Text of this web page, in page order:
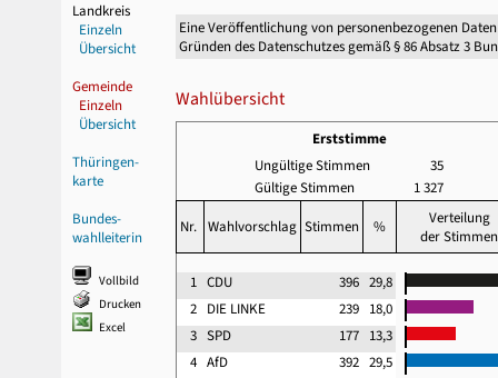
Landkreis
Einzeln
Übersicht
Gemeinde
Einzeln
Übersicht
Thüringen-
karte
Bundes-
wahlleiterin
Vollbild
Drucken
Excel
Eine Veröffentlichung von personenbezogenen
Gründen des Datenschutzes gemäß § 86 Absatz 3
Wahlübersicht
Erststimme
Ungültige Stimmen
35
Gültige Stimmen
1 327
Nr. Wahlvorschlag Stimmen %
Verteilung
der Stimmen
1 CDU 396 29,8
2 DIE LINKE 239 18,0
3 SPD 177 13,3
4 AfD 392 29,5